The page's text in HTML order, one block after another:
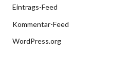
Eintrags-Feed
Kommentar-Feed
WordPress.org